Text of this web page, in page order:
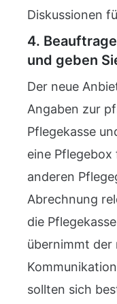
Diskussionen
4.
und geben
Der neue
Angaben zur
Pflegekasse
eine
anderen
Abrechnung
die
übernimmt der
sollten sich